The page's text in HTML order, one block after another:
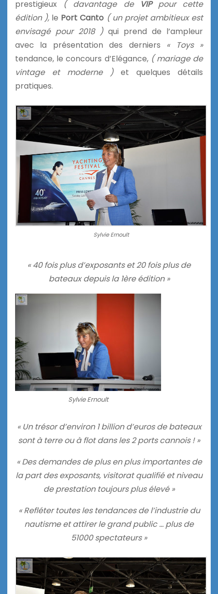
prestigieux ( davantage de VIPpour cette
édition ), le Port Canto ( un projet ambitieux est
envisagé pour 2018 )qui prend de l’ampleur
avec la présentation des derniers « Toys »
tendance, le concours d’Elégance, ( mariage de
vintage et moderne )et quelques détails
pratiques.
Sylvie Ernoult
« 40 fois plus d’exposants et 20 fois plus de
bateaux depuis la 1ère édition »
Sylvie Ernoult
« Un trésor d’environ 1 billion d’euros de bateaux
sont à terre ou à flot dans les 2 ports cannois ! »
« Des demandes de plus en plus importantes de
la part des exposants, visitorat qualifié et niveau
de prestation toujours plus élevé »
« Refléter toutes les tendances de l’industrie du
nautisme et attirer le grand public … plus de
51000 spectateurs »